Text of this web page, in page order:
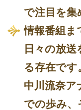
で注目を集
情報番組ま
日々の放送
る存在です
中川流奈ア
での歩み、